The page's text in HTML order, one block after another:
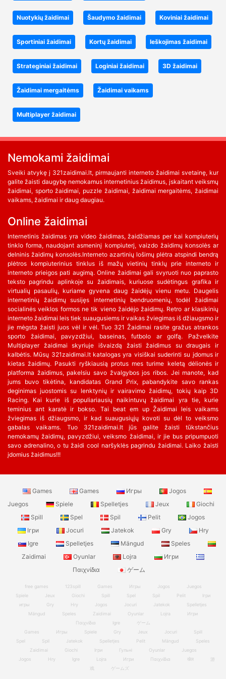
Nuotykių žaidimai Šaudymo žaidimai Koviniai žaidimai
Sportiniai žaidimai Kortų žaidimai Ieškojimas žaidimai
Strateginiai žaidimai Loginiai žaidimai 3D žaidimai
Žaidimai mergaitėms Žaidimai vaikams
Multiplayer žaidimai
Nemokami žaidimai
Sveiki atvykę į 321zaidimai.lt, pirmaujanti interneto žaidimai svetainę, kur
galite žaisti daugybę nemokamus internetinius žaidimus, įskaitant veiksmų
žaidimai, sporto žaidimai, puzzle žaidimai, žaidimai mergaitėms, žaidimai
vaikams, žaidimai ir daug daugiau.
Online žaidimai
Internetinis žaidimas yra video žaidimas, žaidžiamas per kai kompiuterių
tinklo forma, naudojant asmeninį kompiuterį, vaizdo žaidimų konsolės ar
delninis žaidimų konsolės.Interneto azartinių lošimų plėtra atspindi bendrą
plėtros kompiuterinius tinklus iš mažų vietinių tinklų prie interneto ir
interneto prieigos pati augimą. Online žaidimai gali svyruoti nuo paprasto
teksto pagrindu aplinkoje su žaidimais, kuriuose sudėtingus grafika ir
virtualių pasaulių, kuriame gyvena daug žaidėjų vienu metu. Daugelis
internetinių žaidimų susijęs internetinių bendruomenių, todėl žaidimai
socialinės veiklos formos ne tik vieno žaidėjo žaidimų. Retro ar klasikinių
interneto žaidimai leis tiek suaugusiems ir vaikas žviegimas iš džiaugsmo ir
jie mėgsta žaisti juos vėl ir vėl. Tuo 321 Žaidimai rasite gražus atrankos
sporto žaidimai, pavyzdžiui, baseinas, futbolo ar golfą. Pažvelkite
Multiplayer žaidimai skyriuje išvaizdą žaisti žaidimus su draugais ir
kalbėtis. Mūsų 321zaidimai.lt katalogas yra visiškai suderinti su įdomus ir
kietas žaidimų. Pasukti ryškiausią protus mes turime keletą dėlionės ir
platforma žaidimus, pakelsiu savo žvalgybos jos ribos. Jei manote, kad
jums buvo tikėtina, kandidatas Grand Prix, pabandykite savo rankas
deginimas juostomis su lenktynių ir vairavimo žaidimų, tokių kaip 3D
Racing. Kai kurie iš populiariausių naikintuvų žaidimai yra tie, kurie
teminius ant karatė ir bokso. Tai beat em up Žaidimai leis vaikams
žviegimas iš džiaugsmo, ir kad suaugusiųjų kovoti su dėl to veiksmo
gabalas vaikams. Tuo 321zaidimai.lt jūs galite žaisti tūkstančius
nemokamų žaidimų, pavyzdžiui, veiksmo žaidimai, ir jie bus pripumpuoti
savo adrenalino, o tu žaidi cool naršyklės pagrindu žaidimai. Laiko žaisti
įdomius žaidimus!!!
Games Games Игры
Jogos
Juegos
Spiele Spelletjes Jeux
Giochi
Spill
Spel Spil Pelit
Jogos
Ігри
Jocuri Jatekok Gry
Hry
Igre
Spelletjes Mängud
Speles
Zaidimai
Oyunlar Lojra
Игри
Παιχνίδια
ゲーム
free games 123spill Games Игры Jogos
Juegos
Spiele
Jeux Giochi Spill Spel Spil Pelit
Ігри
игры
Gry Hry Jogos Jocuri Jatekok
Spelletjes
Mängud
Speles Zaidimai Oyunlar Lojra
Игри
Παιχνίδια
Igre
ゲーム
Games
Игры Spiele Gry Jeux Jocuri
Spill
Spel
Spil Jatekok Spelletjes Pelit Mängud
Speles
Zaidimai
Giochi Ігри Гульні Oyunlar
Juegos
Jogos
Hry Igre Lojra Игри Παιχνίδια खेल
游
戏
ゲームズ